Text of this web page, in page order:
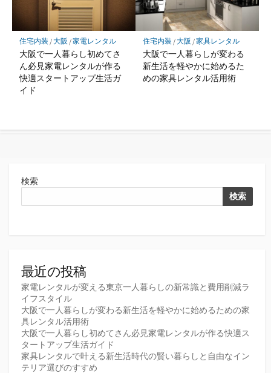
住宅内装 /大阪 /家電レンタル
大阪で一人暮らし初めてさ
ん必見家電レンタルが作る
快適スタートアップ生活ガ
イド
住宅内装 /大阪 /家具レンタル
大阪で一人暮らしが変わる
新生活を軽やかに始めるた
めの家具レンタル活用術
検索
検索
最近の投稿
家電レンタルが変える東京一人暮らしの新常識と費用削減ラ
イフスタイル
大阪で一人暮らしが変わる新生活を軽やかに始めるための家
具レンタル活用術
大阪で一人暮らし初めてさん必見家電レンタルが作る快適ス
タートアップ生活ガイド
家具レンタルで叶える新生活時代の賢い暮らしと自由なイン
テリア選びのすすめ